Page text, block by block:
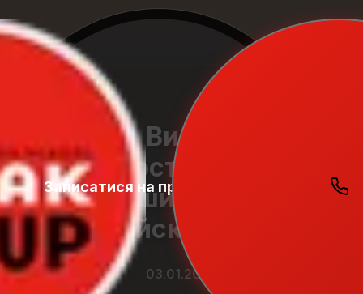
Записатися на пробний урок
Student
Zone
Виды
распространенных
ошибок в
английском языке
03.01.2026